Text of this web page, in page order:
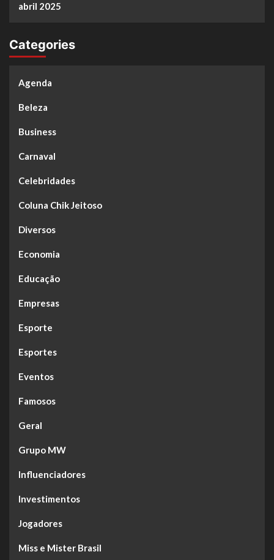
abril 2025
Categories
Agenda
Beleza
Business
Carnaval
Celebridades
Coluna Chik Jeitoso
Diversos
Economia
Educação
Empresas
Esporte
Esportes
Eventos
Famosos
Geral
Grupo MW
Influenciadores
Investimentos
Jogadores
Miss e Mister Brasil